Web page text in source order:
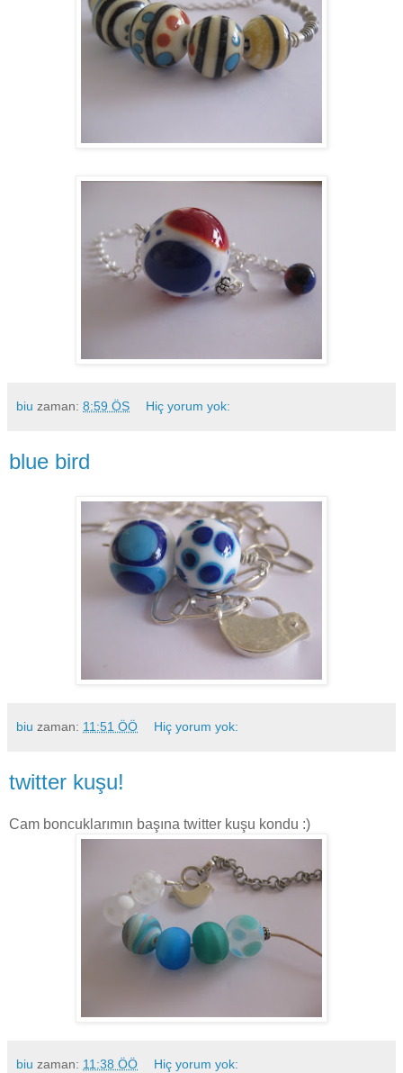
biu zaman: 8:59 ÖS Hiç yorum yok:
blue bird
biu zaman: 11:51 ÖÖ Hiç yorum yok:
twitter kuşu!
Cam boncuklarımın başına twitter kuşu kondu :)
biu zaman: 11:38 ÖÖ Hiç yorum yok: